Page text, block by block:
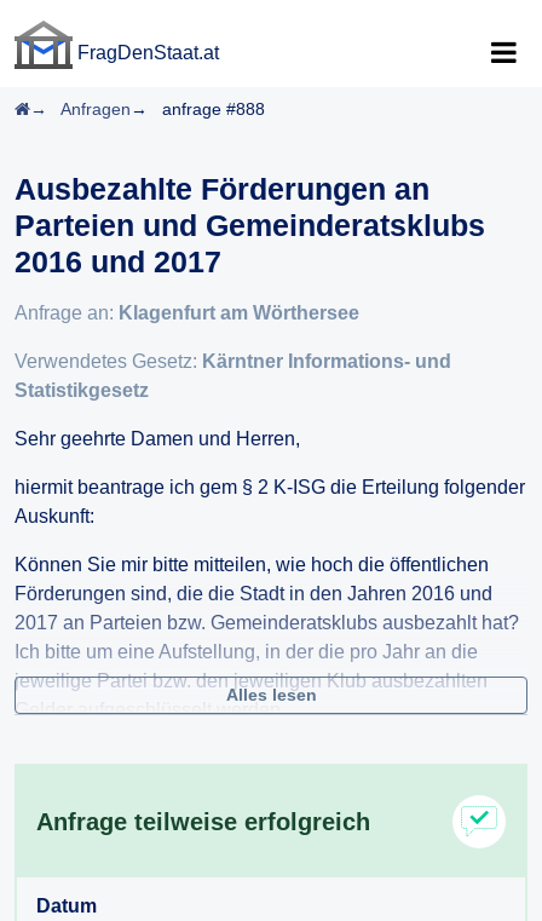
FragDenStaat.at
Startseite
Anfragen anfrage #888
Ausbezahlte Förderungen an
Parteien und Gemeinderatsklubs
2016 und 2017
Anfrage an: Klagenfurt am Wörthersee
Verwendetes Gesetz: Kärntner Informations- und
Statistikgesetz
Sehr geehrte Damen und Herren,
hiermit beantrage ich gem § 2 K-ISG die Erteilung folgender
Auskunft:
Können Sie mir bitte mitteilen, wie hoch die öffentlichen
Förderungen sind, die die Stadt in den Jahren 2016 und
2017 an Parteien bzw. Gemeinderatsklubs ausbezahlt hat?
Ich bitte um eine Aufstellung, in der die pro Jahr an die
jeweilige Partei bzw. den jeweiligen Klub ausbezahlten
Gelder aufgeschlüsselt werden.
Mit freundlichen Grüßen,
Alles lesen
Anfrage teilweise erfolgreich
Datum